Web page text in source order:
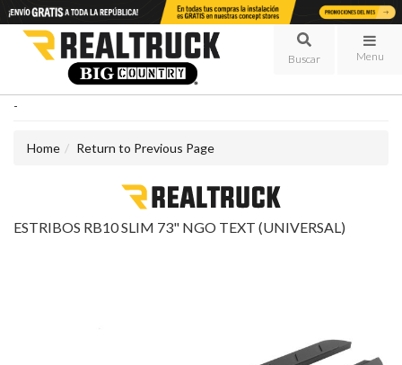
Menu
-
Home Return to Previous Page
ESTRIBOS RB10 SLIM 73" NGO TEXT (UNIVERSAL)